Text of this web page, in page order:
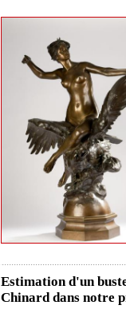
Estimation d'un
Chinard dans notre